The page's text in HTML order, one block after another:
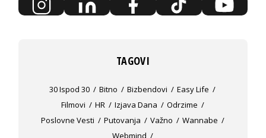
TAGOVI
30 Ispod 30 Bitno Bizbendovi
Easy Life
Filmovi
HR Izjava Dana
Odrzime
Poslovne Vesti
Putovanja Važno
Wannabe
Webmind